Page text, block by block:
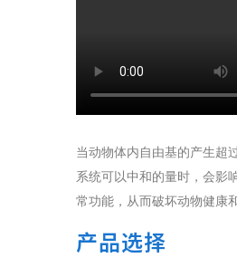
当动物体内自由基的产生超
系统可以中和的量时，会影
常功能，从而破坏动物健康
产品选择